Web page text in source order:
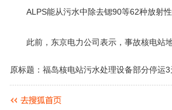
ALPS能从污水中除去锶90等62种放射性
此前，东京电力公司表示，事故核电站地
原标题：福岛核电站污水处理设备部分停运